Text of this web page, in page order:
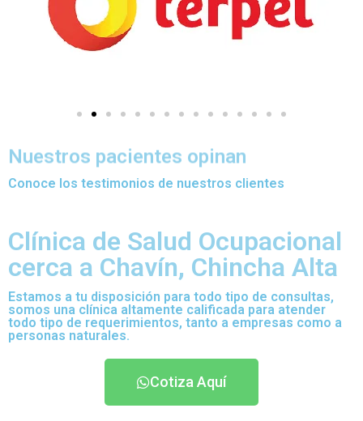
Nuestros pacientes opinan
Conoce los testimonios de nuestros clientes
Clínica de Salud Ocupacional
cerca a Chavín, Chincha Alta
Estamos a tu disposición para todo tipo de consultas,
somos una clínica altamente calificada para atender
todo tipo de requerimientos, tanto a empresas como a
personas naturales.
Cotiza Aquí